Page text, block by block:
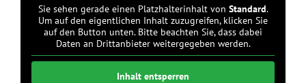
Sie sehen gerade einen Platzhalterinhalt von Standard.
Um auf den eigentlichen Inhalt zuzugreifen, klicken Sie
auf den Button unten. Bitte beachten Sie, dass dabei
Daten an Drittanbieter weitergegeben werden.
Inhalt entsperren